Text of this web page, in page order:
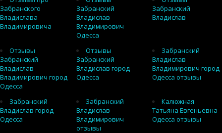
Забранского
Владислава
Владимировича
Забранский
Владислав
Владимирович
Одесса
Забранский
Владислав
Отзывы
Забранский
Владислав
Владимирович город
Одесса
Отзывы
Забранский
Владислав город
Одесса
Забранский
Владислав
Владимирович город
Одесса отзывы
Забранский
Владислав город
Одесса
Забранский
Владислав
Владимирович
отзывы
Калюжная
Татьяна Евгеньевна
Одесса отзывы